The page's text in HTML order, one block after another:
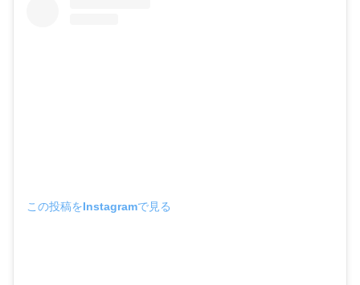
この投稿をInstagramで見る